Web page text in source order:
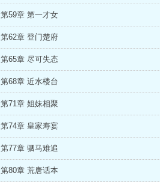
第59章 第一才女
第62章 登门楚府
第65章 尽可失态
第68章 近水楼台
第71章 姐妹相聚
第74章 皇家寿宴
第77章 驷马难追
第80章 荒唐话本